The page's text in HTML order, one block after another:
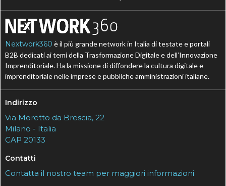
Nextwork360 è il più grande network in Italia di testate e portali
B2B dedicati ai temi della Trasformazione Digitale e dell’Innovazione
Imprenditoriale. Ha la missione di diffondere la cultura digitale e
imprenditoriale nelle imprese e pubbliche amministrazioni italiane.
Indirizzo
Via Moretto da Brescia, 22
Milano - Italia
CAP 20133
Contatti
Contatta il nostro team per maggiori informazioni